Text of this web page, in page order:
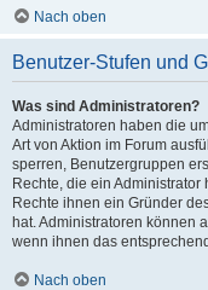
Nach oben
Benutzer-Stufen und
Was sind Administratoren?
Administratoren haben die
Art von Aktion im Forum
sperren, Benutzergruppen
Rechte, die ein
Rechte ihnen ein Gründer
hat. Administratoren können
wenn ihnen das
Nach oben